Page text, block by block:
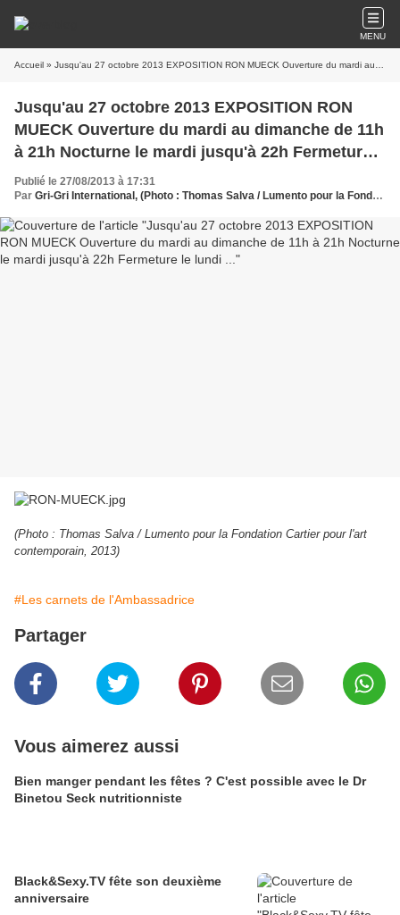
MENU
Accueil » Jusqu'au 27 octobre 2013 EXPOSITION RON MUECK Ouverture du mardi au dimanche de 11h à 21h Nocturne le mardi jusqu'à 22h Fermeture le lundi ...
Jusqu'au 27 octobre 2013 EXPOSITION RON
MUECK Ouverture du mardi au dimanche de 11h
à 21h Nocturne le mardi jusqu'à 22h Fermeture
le lundi ...
Publié le 27/08/2013 à 17:31
Par Gri-Gri International, (Photo : Thomas Salva / Lumento pour la Fondation Cartier pour l'art contemporain , Ma solange, USA,
(Photo : Thomas Salva / Lumento pour la Fondation Cartier pour l'art
contemporain, 2013)
#Les carnets de l'Ambassadrice
Partager
Vous aimerez aussi
Bien manger pendant les fêtes ? C'est possible avec le Dr
Binetou Seck nutritionniste
Black&Sexy.TV fête son deuxième
anniversaire